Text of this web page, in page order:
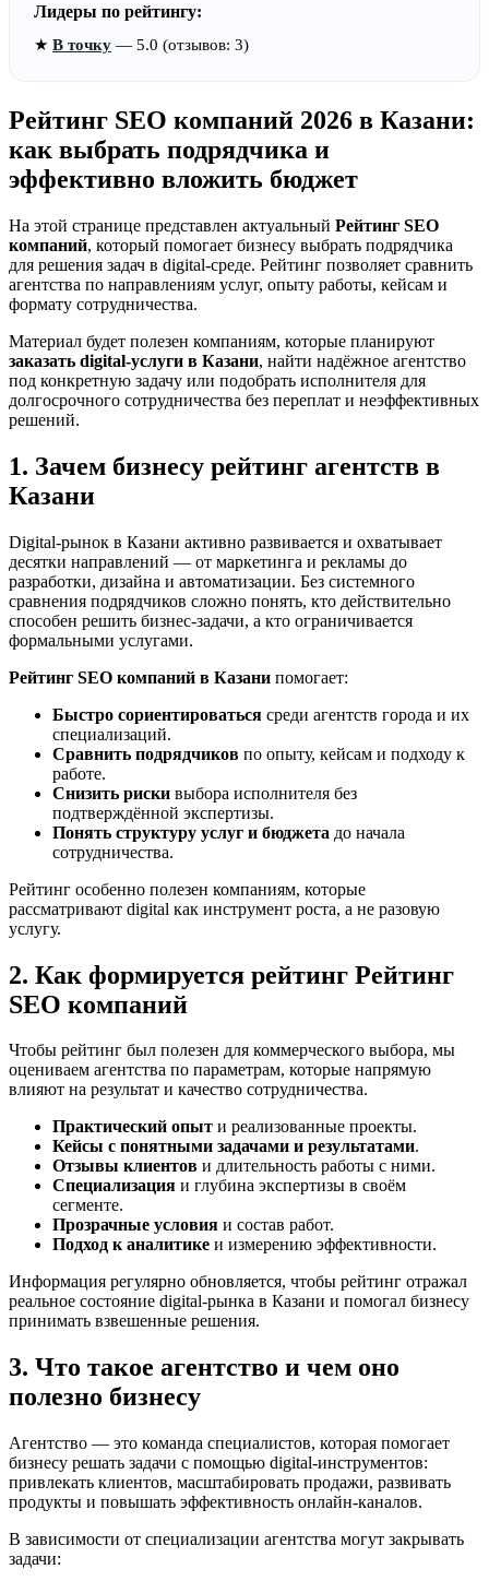
Лидеры по рейтингу:
★ В точку — 5.0 (отзывов: 3)
Рейтинг SEO компаний 2026 в Казани:
как выбрать подрядчика и
эффективно вложить бюджет
На этой странице представлен актуальный Рейтинг SEO
компаний, который помогает бизнесу выбрать подрядчика
для решения задач в digital-среде. Рейтинг позволяет сравнить
агентства по направлениям услуг, опыту работы, кейсам и
формату сотрудничества.
Материал будет полезен компаниям, которые планируют
заказать digital-услуги в Казани, найти надёжное агентство
под конкретную задачу или подобрать исполнителя для
долгосрочного сотрудничества без переплат и неэффективных
решений.
1. Зачем бизнесу рейтинг агентств в
Казани
Digital-рынок в Казани активно развивается и охватывает
десятки направлений — от маркетинга и рекламы до
разработки, дизайна и автоматизации. Без системного
сравнения подрядчиков сложно понять, кто действительно
способен решить бизнес-задачи, а кто ограничивается
формальными услугами.
Рейтинг SEO компаний в Казани помогает:
Быстро сориентироваться среди агентств города и их
специализаций.
Сравнить подрядчиков по опыту, кейсам и подходу к
работе.
Снизить риски выбора исполнителя без
подтверждённой экспертизы.
Понять структуру услуг и бюджета до начала
сотрудничества.
Рейтинг особенно полезен компаниям, которые
рассматривают digital как инструмент роста, а не разовую
услугу.
2. Как формируется рейтинг Рейтинг
SEO компаний
Чтобы рейтинг был полезен для коммерческого выбора, мы
оцениваем агентства по параметрам, которые напрямую
влияют на результат и качество сотрудничества.
Практический опыт и реализованные проекты.
Кейсы с понятными задачами и результатами.
Отзывы клиентов и длительность работы с ними.
Специализация и глубина экспертизы в своём
сегменте.
Прозрачные условия и состав работ.
Подход к аналитике и измерению эффективности.
Информация регулярно обновляется, чтобы рейтинг отражал
реальное состояние digital-рынка в Казани и помогал бизнесу
принимать взвешенные решения.
3. Что такое агентство и чем оно
полезно бизнесу
Агентство — это команда специалистов, которая помогает
бизнесу решать задачи с помощью digital-инструментов:
привлекать клиентов, масштабировать продажи, развивать
продукты и повышать эффективность онлайн-каналов.
В зависимости от специализации агентства могут закрывать
задачи: